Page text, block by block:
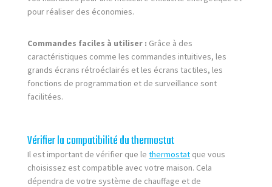
pour réaliser des économies.
Commandes faciles à utiliser : Grâce à des
caractéristiques comme les commandes intuitives, les
grands écrans rétroéclairés et les écrans tactiles, les
fonctions de programmation et de surveillance sont
facilitées.
Vérifier la compatibilité du thermostat
Il est important de vérifier que le thermostat que vous
choisissez est compatible avec votre maison. Cela
dépendra de votre système de chauffage et de